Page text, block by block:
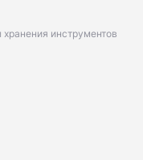
инструментов